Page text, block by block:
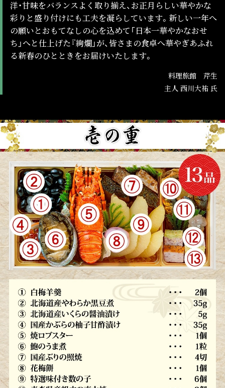
洋・甘味をバランスよく取り揃え、お正月らしい華やかな
彩りと盛り付けにも工夫を凝らしています。新しい一年へ
の願いとおもてなしの心を込めて「日本一華やかなおせ
ち」へと仕上げた『絢爛」が、皆さまの食卓へ華やぎあふれ
る新春のひとときをお届けいたします。
料理旅館 芹生
主人 西川大祐 氏